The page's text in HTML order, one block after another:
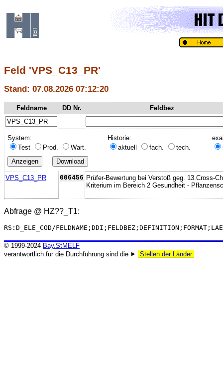
Feld 'VPS_C13_PR'
Stand: 07.08.2026 07:12:20
Feldname DD Nr. Feldbez
System:
Test
Prod. Wart.
Historie:
aktuell
fach. tech.
VPS_C13_PR 006456 Prüfer-Bewertung bei Verstoß geg. 13.Cross-
Kriterium im Bereich 2 Gesundheit -
Abfrage @ HZ??_T1:
RS:D_ELE_COD/
© 1999-2024 Bay.StMELF
verantwortlich für die Durchführung sind die ⯈
Stellen der Länder